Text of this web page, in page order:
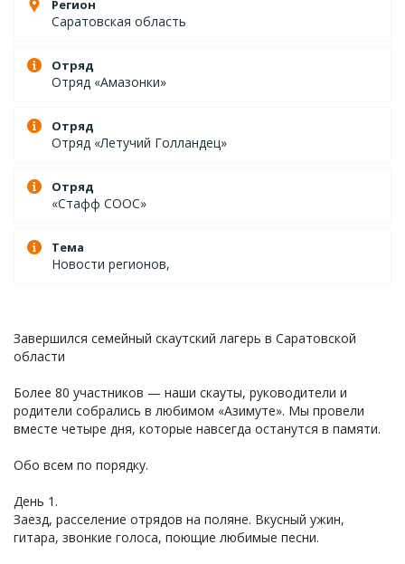
Регион
Саратовская область
Отряд
Отряд «Амазонки»
Отряд
Отряд «Летучий Голландец»
Отряд
«Стафф СООС»
Тема
Новости регионов,
Завершился семейный скаутский лагерь в Саратовской
области
Более 80 участников — наши скауты, руководители и
родители собрались в любимом «Азимуте». Мы провели
вместе четыре дня, которые навсегда останутся в памяти.
Обо всем по порядку.
День 1.
Заезд, расселение отрядов на поляне. Вкусный ужин,
гитара, звонкие голоса, поющие любимые песни.